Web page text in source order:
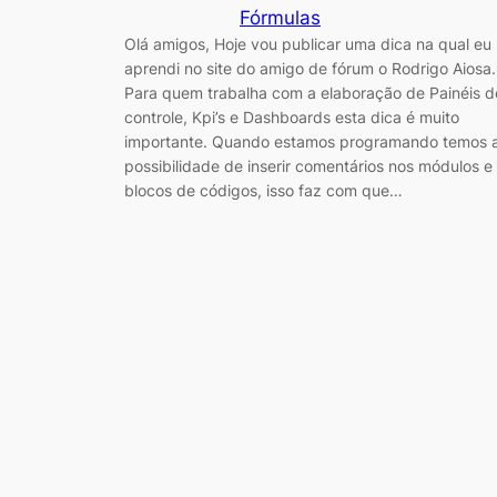
Fórmulas
Olá amigos, Hoje vou publicar uma dica na qual eu
aprendi no site do amigo de fórum o Rodrigo Aiosa.
Para quem trabalha com a elaboração de Painéis
controle, Kpi’s e Dashboards esta dica é muito
importante. Quando estamos programando temos
possibilidade de inserir comentários nos módulos e
blocos de códigos, isso faz com que…